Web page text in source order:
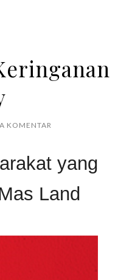
KOMENTAR
yang
Land